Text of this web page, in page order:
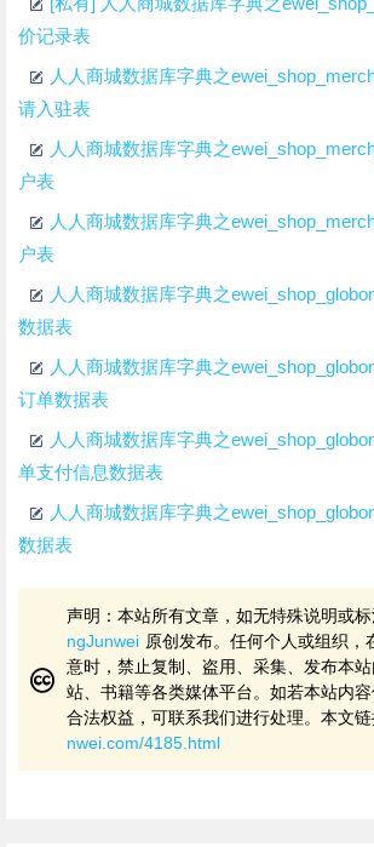
价记录表
人人商城数据库字典之
请入驻表
人人商城数据库字典之
户表
人人商城数据库字典之
户表
人人商城数据库字典之
数据表
人人商城数据库字典之
订单数据表
人人商城数据库字典之
单支付信息数据表
人人商城数据库字典之
数据表
声明：本站所有文章，如无特殊说明或
ngJunwei 原创发布。任何个人或组织，
意时，禁止复制、盗用、采集、发布本
站、书籍等各类媒体平台。如若本站内
合法权益，可联系我们进行处理。本文
nwei.com/4185.html